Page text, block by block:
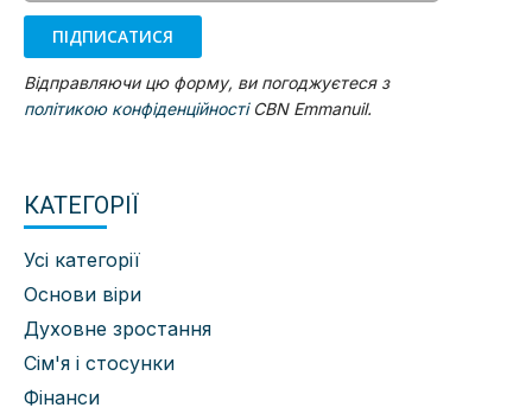
ПІДПИСАТИСЯ
Відправляючи цю форму, ви погоджуєтеся з
політикою конфіденційностіCBN Emmanuil.
КАТЕГОРІЇ
Усі категорії
Основи віри
Духовне зростання
Сім'я і стосунки
Фінанси